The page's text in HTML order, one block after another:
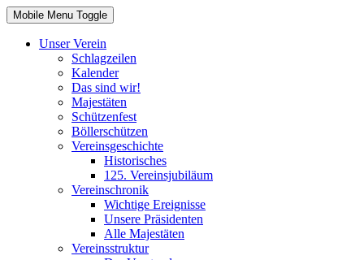
Mobile Menu Toggle
Unser Verein
Schlagzeilen
Kalender
Das sind wir!
Majestäten
Schützenfest
Böllerschützen
Vereinsgeschichte
Historisches
125. Vereinsjubiläum
Vereinschronik
Wichtige Ereignisse
Unsere Präsidenten
Alle Majestäten
Vereinsstruktur